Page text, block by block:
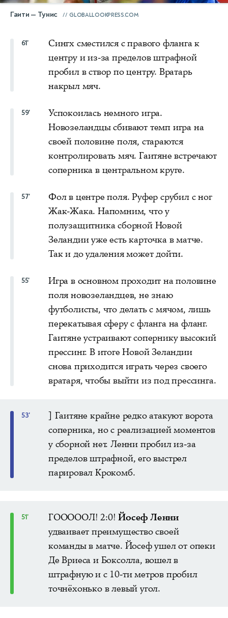
Гаити — Тунис GLOBALLOOKPRESS.COM
61'
Сингх сместился с правого фланга к
центру и из-за пределов штрафной
пробил в створ по центру. Вратарь
накрыл мяч.
59'
Успокоилась немного игра.
Новозеландцы сбивают темп игра на
своей половине поля, стараются
контролировать мяч. Гаитяне встречают
соперника в центральном круге.
57'
Фол в центре поля. Руфер срубил с ног
Жак-Жака. Напомним, что у
полузащитника сборной Новой
Зеландии уже есть карточка в матче.
Так и до удаления может дойти.
55'
Игра в основном проходит на половине
поля новозеландцев, не знаю
футболисты, что делать с мячом, лишь
перекатывая сферу с фланга на фланг.
Гаитяне устраивают сопернику высокий
прессинг. В итоге Новой Зеландии
снова приходится играть через своего
вратаря, чтобы выйти из под прессинга.
53'
] Гаитяне крайне редко атакуют ворота
соперника, но с реализацией моментов
у сборной нет. Ленни пробил из-за
пределов штрафной, его выстрел
парировал Крокомб.
51' ГОООООЛ! 2:0!Йосеф Ленни
удваивает преимущество своей
команды в матче. Йосеф ушел от опеки
Де Вриеса и Боксолла, вошел в
штрафную и с 10-ти метров пробил
точнёхонько в левый угол.